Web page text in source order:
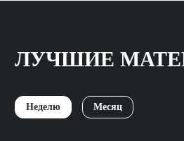
ЛУЧШИЕ
Неделю Месяц